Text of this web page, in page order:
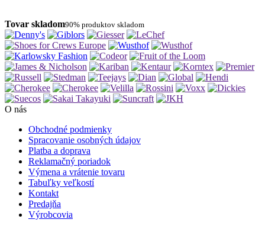
Tovar skladom90% produktov skladom
O nás
Obchodné podmienky
Spracovanie osobných údajov
Platba a doprava
Reklamačný poriadok
Výmena a vrátenie tovaru
Tabuľky veľkostí
Kontakt
Predajňa
Výrobcovia